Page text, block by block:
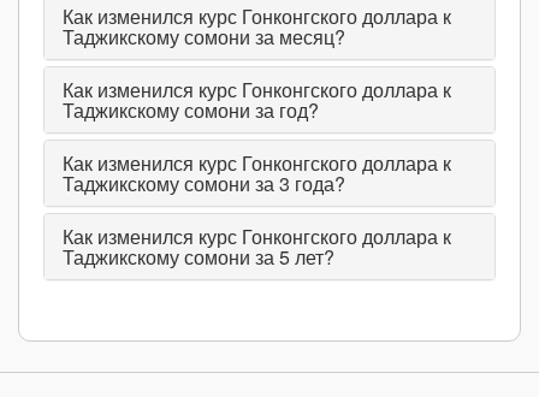
Как изменился курс Гонконгского доллара к
Таджикскому сомони за месяц?
Как изменился курс Гонконгского доллара к
Таджикскому сомони за год?
Как изменился курс Гонконгского доллара к
Таджикскому сомони за 3 года?
Как изменился курс Гонконгского доллара к
Таджикскому сомони за 5 лет?